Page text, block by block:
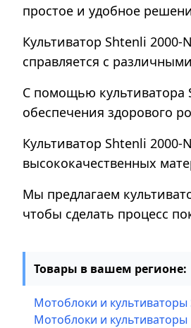
простое и удобное
Культиватор Shtenli
справляется с
С помощью культиватора
обеспечения здорового
Культиватор Shtenli
высококачественных
Мы предлагаем
чтобы сделать процесс
Товары в вашем регионе:
Мотоблоки и
Мотоблоки и